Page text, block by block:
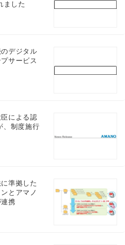
ました
デジタル
サービス
臣による認
、制度施行
準拠した
とアマノ
携